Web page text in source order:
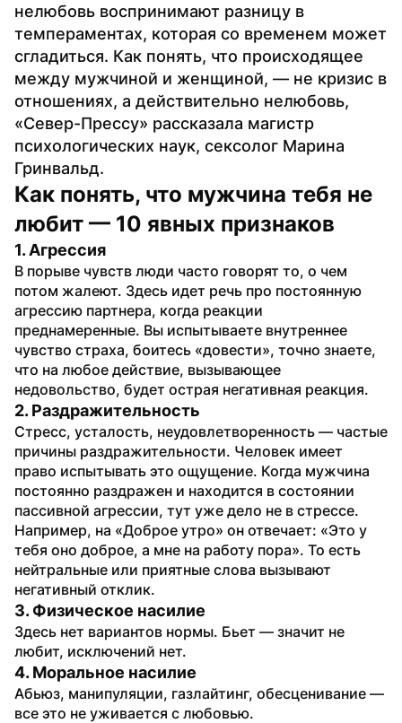
нелюбовь воспринимают разницу в
темпераментах, которая со временем может
сгладиться. Как понять, что происходящее
между мужчиной и женщиной, — не кризис в
отношениях, а действительно нелюбовь,
«Север-Прессу» рассказала магистр
психологических наук, сексолог Марина
Гринвальд.
Как понять, что мужчина тебя не
любит — 10 явных признаков
1. Агрессия
В порыве чувств люди часто говорят то, о чем
потом жалеют. Здесь идет речь про постоянную
агрессию партнера, когда реакции
преднамеренные. Вы испытываете внутреннее
чувство страха, боитесь «довести», точно знаете,
что на любое действие, вызывающее
недовольство, будет острая негативная реакция.
2. Раздражительность
Стресс, усталость, неудовлетворенность — частые
причины раздражительности. Человек имеет
право испытывать это ощущение. Когда мужчина
постоянно раздражен и находится в состоянии
пассивной агрессии, тут уже дело не в стрессе.
Например, на «Доброе утро» он отвечает: «Это у
тебя оно доброе, а мне на работу пора». То есть
нейтральные или приятные слова вызывают
негативный отклик.
3. Физическое насилие
Здесь нет вариантов нормы. Бьет — значит не
любит, исключений нет.
4. Моральное насилие
Абьюз, манипуляции, газлайтинг, обесценивание —
все это не уживается с любовью.